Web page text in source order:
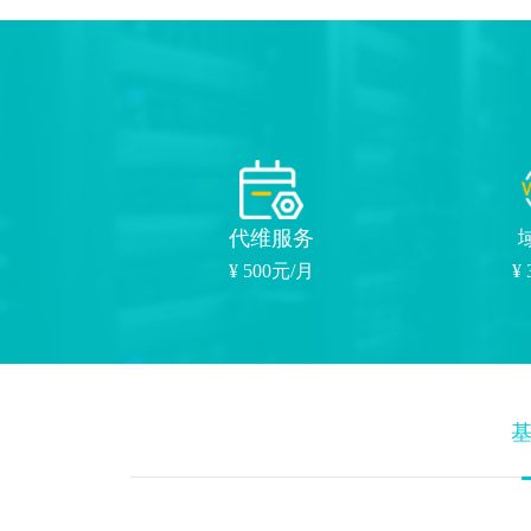
代维服务
¥ 500元/月 ¥